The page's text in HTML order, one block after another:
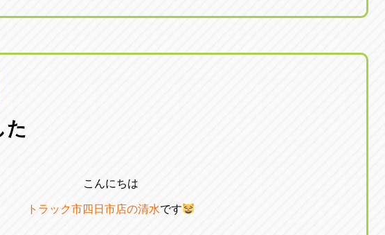
た
こんにちは
トラック市四日市店の清水です